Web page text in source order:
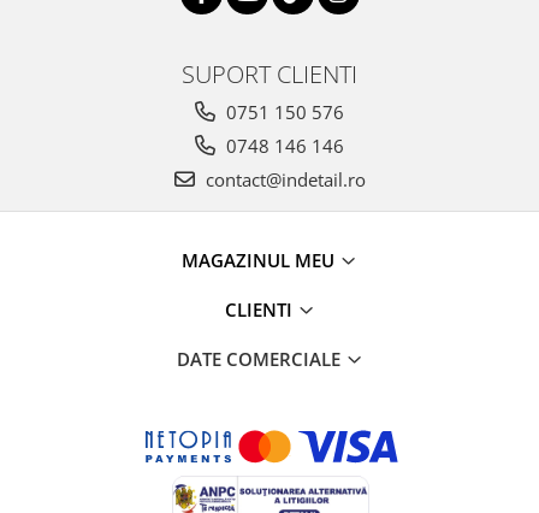
SUPORT CLIENTI
0751 150 576
0748 146 146
contact@indetail.ro
MAGAZINUL MEU
CLIENTI
DATE COMERCIALE